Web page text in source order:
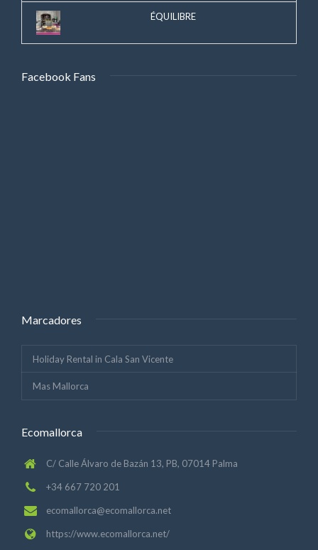
ÉQUILIBRE
Facebook Fans
Marcadores
Holiday Rental in Cala San Vicente
Mas Mallorca
Ecomallorca
C/ Calle Álvaro de Bazán 13, PB, 07014 Palma
+34 667 720 201
ecomallorca@ecomallorca.net
https://www.ecomallorca.net/